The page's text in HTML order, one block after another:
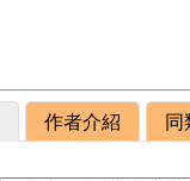
作者介紹 同